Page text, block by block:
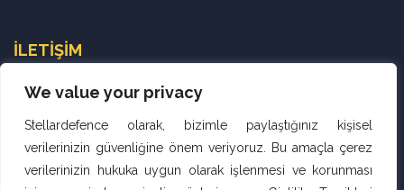
We value your privacy
Stellardefence olarak, bizimle paylaştığınız kişisel
verilerinizin güvenliğine önem veriyoruz. Bu amaçla çerez
verilerinizin hukuka uygun olarak işlenmesi ve korunması
İLETIŞIM
contact@stellardefence.com
+90 312 295 6481
+90 534 892 4692